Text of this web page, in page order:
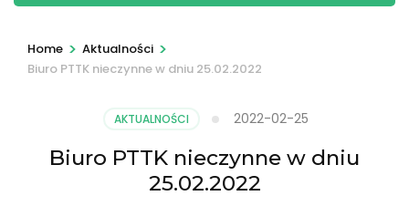
Home > Aktualności >
Biuro PTTK nieczynne w dniu 25.02.2022
AKTUALNOŚCI 2022-02-25
Biuro PTTK nieczynne w dniu
25.02.2022